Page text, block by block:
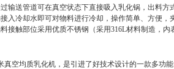
输送管道可在真空状态下直接吸入乳化锅，出料
入冷却水即可对物料进行冷却，操作简单、方便
接触部位采用优质不锈钢（采用316L材料制造，
空均质乳化机，是引进了好技术设计的一款多功